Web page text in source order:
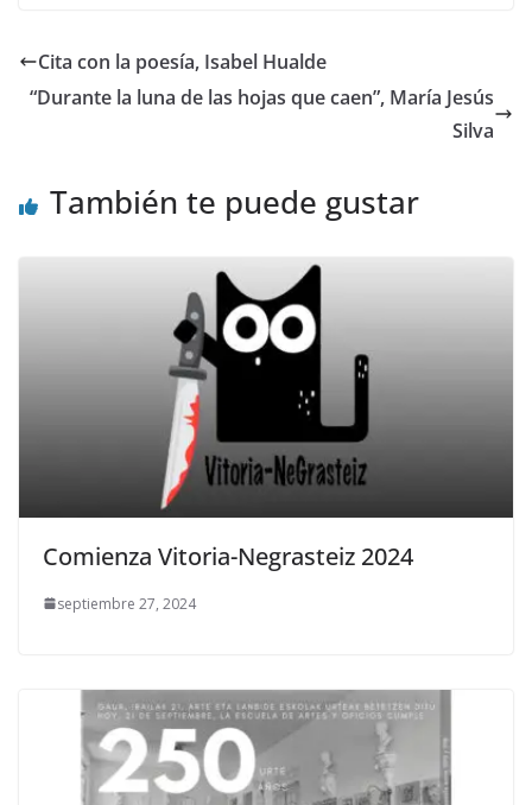
b
o
d
o
l p
ar
Cita con la poesía, Isabel Hualde
“Durante la luna de las hojas que caen”, María Jesús
Silva
También te puede gustar
Comienza Vitoria-Negrasteiz 2024
septiembre 27, 2024